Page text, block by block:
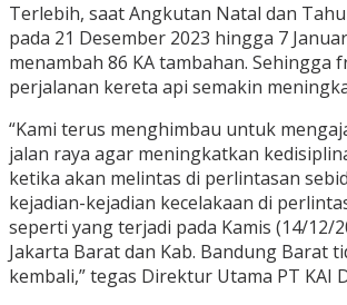
Terlebih, saat Angkutan Natal dan
pada 21 Desember 2023 hingga 7
menambah 86 KA tambahan. Sehingga
perjalanan kereta api semakin
“Kami terus menghimbau untuk
jalan raya agar meningkatkan
ketika akan melintas di perlintasan
kejadian-kejadian kecelakaan di
seperti yang terjadi pada Kamis (14/12/
Jakarta Barat dan Kab. Bandung Barat
kembali,” tegas Direktur Utama PT KAI